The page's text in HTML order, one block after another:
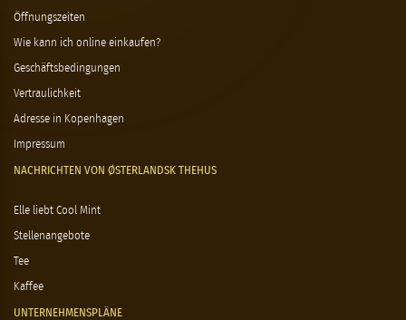
Öffnungszeiten
Wie kann ich online einkaufen?
Geschäftsbedingungen
Vertraulichkeit
Adresse in Kopenhagen
Impressum
NACHRICHTEN VON ØSTERLANDSK THEHUS
Elle liebt Cool Mint
Stellenangebote
Tee
Kaffee
UNTERNEHMENSPLÄNE